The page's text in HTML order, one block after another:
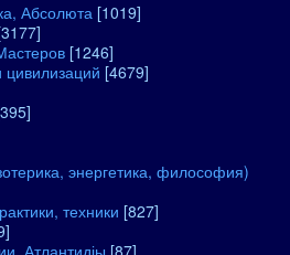
Абсолюта [1019]
[1246]
цивилизаций [4679]
энергетика, философия)
техники [827]
Атлантидіы [87]